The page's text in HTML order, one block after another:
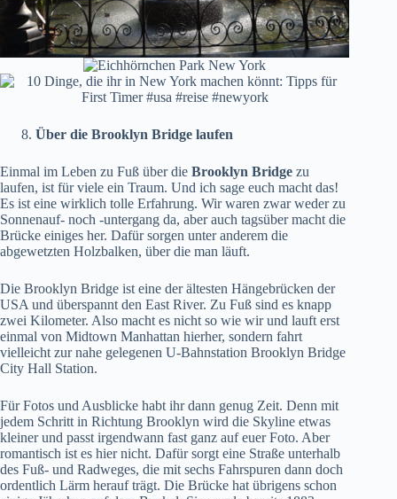
Über die Brooklyn Bridge laufen
Einmal im Leben zu Fuß über die Brooklyn Bridge zu
laufen, ist für viele ein Traum. Und ich sage euch macht das!
Es ist eine wirklich tolle Erfahrung. Wir waren zwar weder zu
Sonnenauf- noch -untergang da, aber auch tagsüber macht die
Brücke einiges her. Dafür sorgen unter anderem die
abgewetzten Holzbalken, über die man läuft.
Die Brooklyn Bridge ist eine der ältesten Hängebrücken der
USA und überspannt den East River. Zu Fuß sind es knapp
zwei Kilometer. Also macht es nicht so wie wir und lauft erst
einmal von Midtown Manhattan hierher, sondern fahrt
vielleicht zur nahe gelegenen U-Bahnstation Brooklyn Bridge
City Hall Station.
Für Fotos und Ausblicke habt ihr dann genug Zeit. Denn mit
jedem Schritt in Richtung Brooklyn wird die Skyline etwas
kleiner und passt irgendwann fast ganz auf euer Foto. Aber
romantisch ist es hier nicht. Dafür sorgt eine Straße unterhalb
des Fuß- und Radweges, die mit sechs Fahrspuren dann doch
ordentlich Lärm herauf trägt. Die Brücke hat übrigens schon